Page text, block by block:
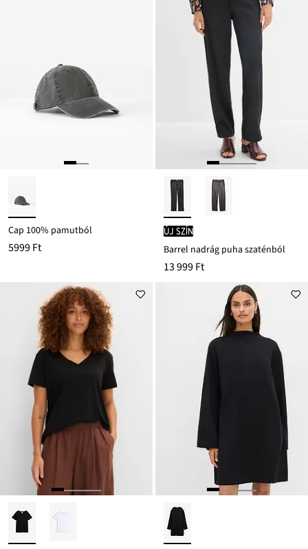
Cap 100% pamutból
5999 Ft
új szín
Barrel nadrág puha szaténból
13 999 Ft